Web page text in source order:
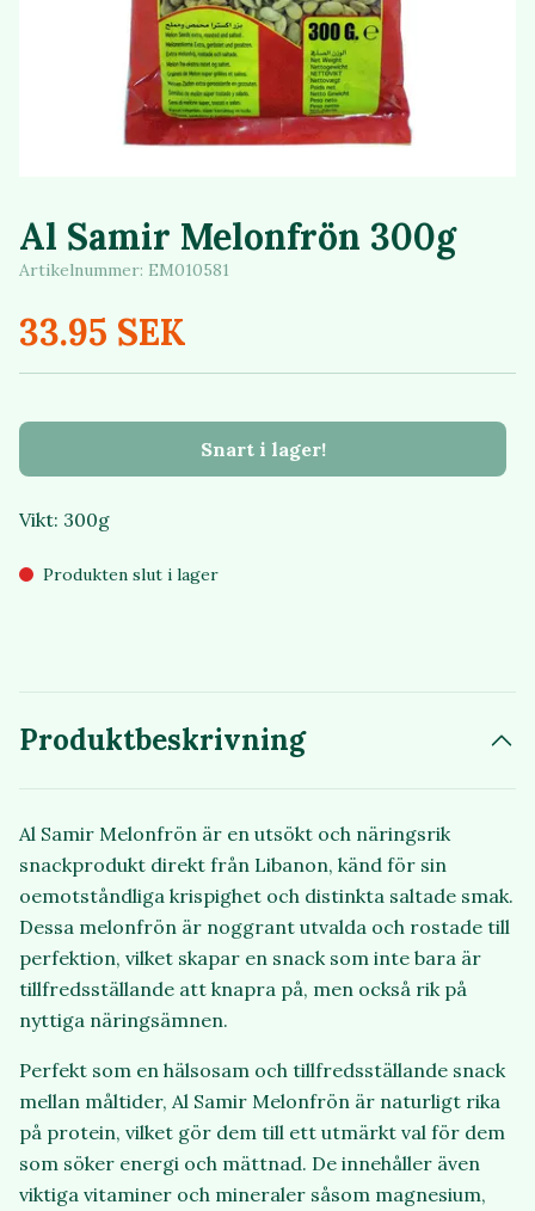
Al Samir Melonfrön 300g
Artikelnummer: EM010581
33.95 SEK
Snart i lager!
Vikt: 300g
Produkten slut i lager
Produktbeskrivning
Al Samir Melonfrön är en utsökt och näringsrik
snackprodukt direkt från Libanon, känd för sin
oemotståndliga krispighet och distinkta saltade smak.
Dessa melonfrön är noggrant utvalda och rostade till
perfektion, vilket skapar en snack som inte bara är
tillfredsställande att knapra på, men också rik på
nyttiga näringsämnen.
Perfekt som en hälsosam och tillfredsställande snack
mellan måltider, Al Samir Melonfrön är naturligt rika
på protein, vilket gör dem till ett utmärkt val för dem
som söker energi och mättnad. De innehåller även
viktiga vitaminer och mineraler såsom magnesium,